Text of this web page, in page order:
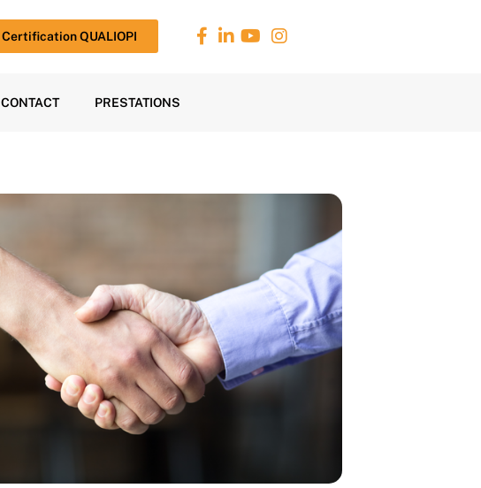
Certification QUALIOPI
CONTACT PRESTATIONS